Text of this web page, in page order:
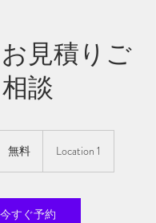
見積りご
相談
無料 Location 1
今すぐ予約